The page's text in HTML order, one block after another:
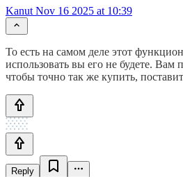
Kanut Nov 16 2025 at 10:39
То есть на самом деле этот
использовать вы его не будете. Вам
чтобы точно так же купить,
Reply